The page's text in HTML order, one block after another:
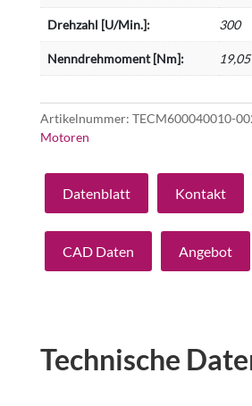
Drehzahl [U/Min.]: 300
Nenndrehmoment [Nm]: 19,05
Artikelnummer: TECM600040010-
Motoren
Datenblatt Kontakt
CAD Daten Angebot
Technische